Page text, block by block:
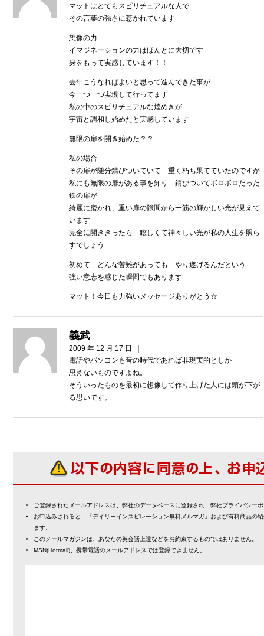
マットはとてもスピリチュアルな人で
その言葉の強さに惹かれています
想像の力
イマジネーションの力はほんとに大切です
身をもって実感しています！！
去年こうなればよいと思って進んできた事が
今一つ一つ実現して行ってます
私の中のスピリチュアルな煌めきが
宇宙と調和し始めたと実感しています
無限の扉を開き始めた？？
私の場合
その扉が随分錆びついていて 重く朽ち果てていたのですが
私にも無限の扉がある事を知り 錆びついてボロボロだった
鉄の扉が
綺麗に磨かれ、重い扉の隙間から一筋の輝かしい光が見えて
います
完全に開ききったら 眩しくて神々しい光が私の人生を照ら
すでしょう
初めて どんな苦難があっても やり遂げるんだという
強い意志を感じた瞬間でもあります
マット！今日も力強いメッセージありがとう☆
義武
2009 年 12 月 17 日 |
電話やパソコンも昔の時代であれば非現実的としか
思えないものですよね。
そういったものを最初に想像して作り上げた人には頭が下が
る思いです。
ご登録されたメールアドレスは、弊社のデータベースに登録され、弊社プライバシー
お申込みされると、「デイリーインスピレーション無料メルマガ」および有料商品の
ます。
このメールマガジンは、あなたの英会話上達などをお約束するものではありません。
MSN(Hotmail)、携帯電話のメールアドレスでは登録できません。